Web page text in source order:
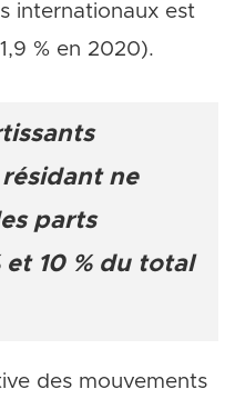
internationaux est
% en 2020).
ne
parts
et 10 % du total
des mouvements